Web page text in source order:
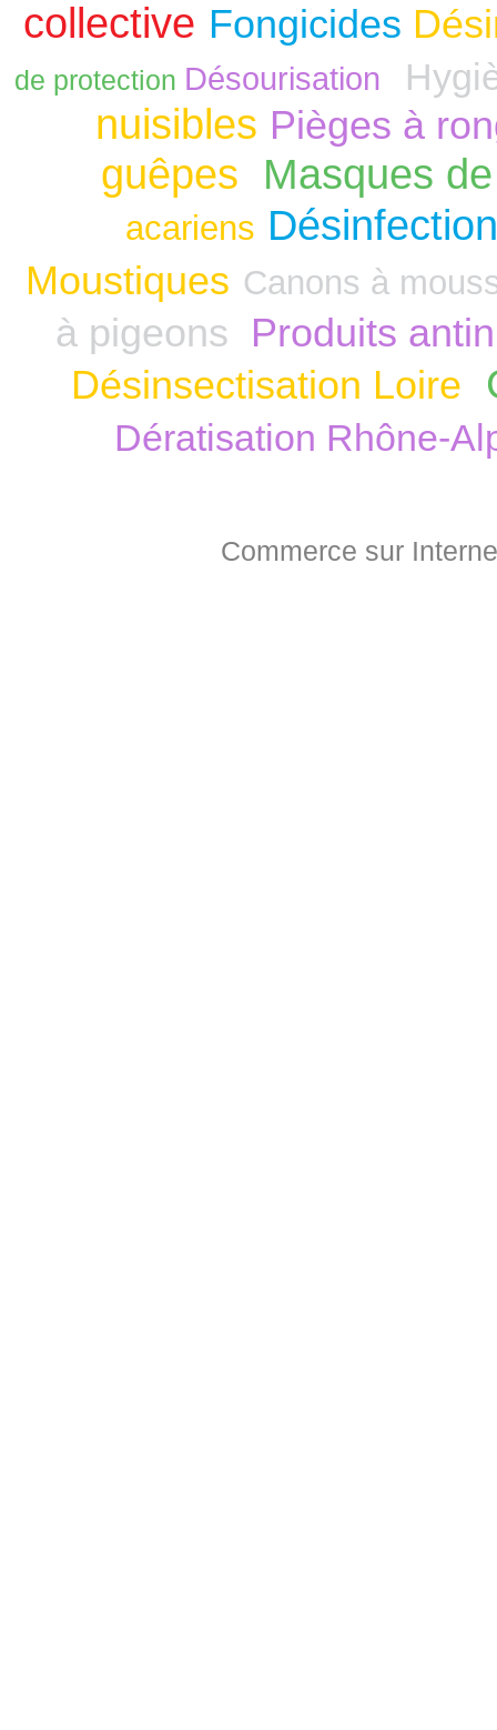
collective Fongicides
de protection Désourisation
nuisibles Pièges à
guêpes Masques
acariens
Moustiques Canons à
à pigeons Produits
Désinsectisation Loire
Dératisation Rhône-
Commerce sur